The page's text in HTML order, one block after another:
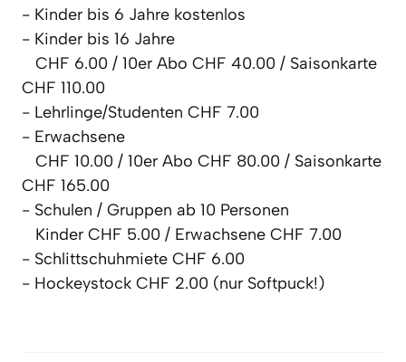
- Kinder bis 6 Jahre kostenlos
- Kinder bis 16 Jahre
CHF 110.00
- Lehrlinge/Studenten CHF 7.00
- Erwachsene
CHF 165.00
- Schulen / Gruppen ab 10 Personen
- Schlittschuhmiete CHF 6.00
- Hockeystock CHF 2.00 (nur Softpuck!)